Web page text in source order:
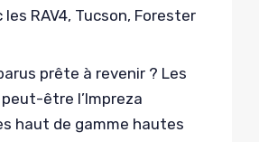
RAV4, Tucson, Forester
prête à revenir ? Les
peut-être l’Impreza
haut de gamme hautes